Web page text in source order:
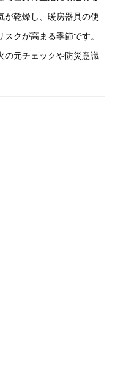
が乾燥し、暖房器具の使
クが高まる季節です。
の元チェックや防災意識